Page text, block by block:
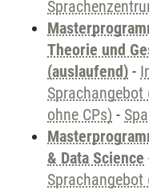
Theorie und
(auslaufend) -
ohne CPs) -
& Data Science